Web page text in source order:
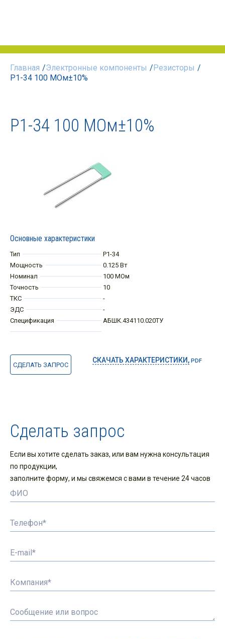
Главная /Электронные компоненты /Резисторы /
Р1-34 100 МОм±10%
Р1-34 100 МОм±10%
Основные характеристики
Тип
Р1-34
Мощность
0.125 Вт
Номинал
100 МОм
Точность
10
ТКС
-
ЭДС
-
Спецификация
АБШК.434110.020ТУ
СДЕЛАТЬ ЗАПРОС
СКАЧАТЬ ХАРАКТЕРИСТИКИ, PDF
Сделать запрос
Если вы хотите сделать заказ, или вам нужна консультация
по продукции,
заполните форму, и мы свяжемся с вами в течение 24 часов